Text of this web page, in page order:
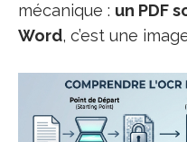
mécanique : un PDF
Word, c’est une